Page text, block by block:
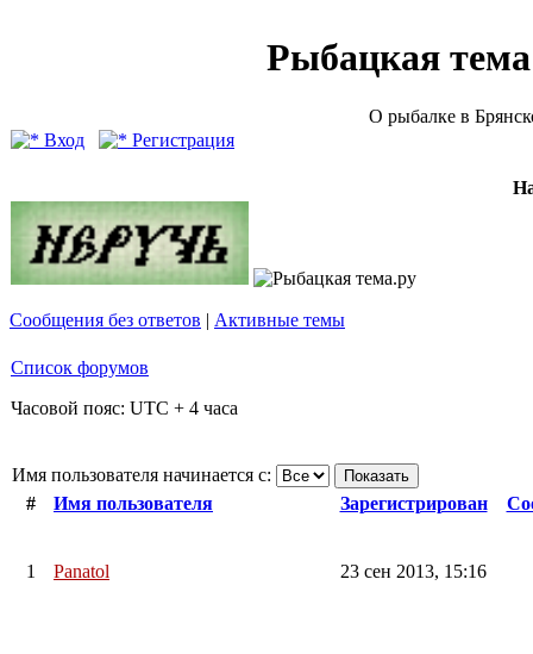
Рыбацкая
О рыбалке в
Вход
Регистрация
Сообщения без ответов | Активные темы
Список форумов
Часовой пояс: UTC + 4 часа
Имя пользователя начинается с:
#
Имя пользователя Зарегистрирован
1 Panatol 23 сен 2013, 15:16